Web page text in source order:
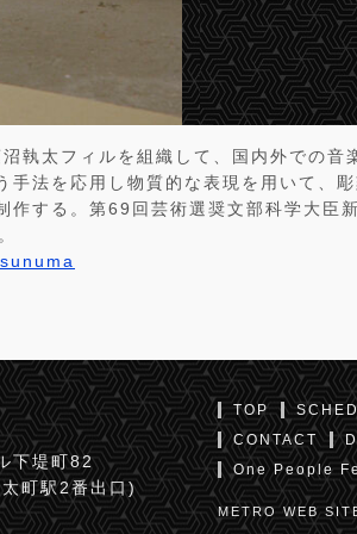
執太フィルを組織して、国内外での音
手法を応用し物質的な表現を用いて、
作する。第69回芸術選奨文部科学大臣
下堤町82
町駅2番出口)
TOP
CONTACT
One People
METRO WEB